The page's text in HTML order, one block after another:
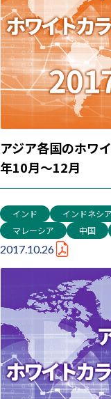
アジア各国のホワ
年10月～12月
インド インドネシア
マレーシア
中国
2017.10.26